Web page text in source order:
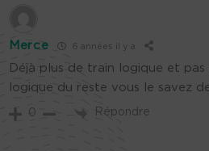
Merce 6 années il y a
Déjà plus de train logique et
logique du reste vous le savez
0 Répondre